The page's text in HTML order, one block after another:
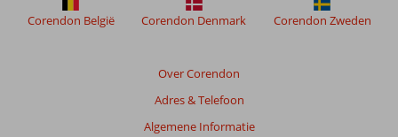
Over Corendon
Adres & Telefoon
Algemene Informatie
Corendon België Corendon Denmark Corendon Zweden